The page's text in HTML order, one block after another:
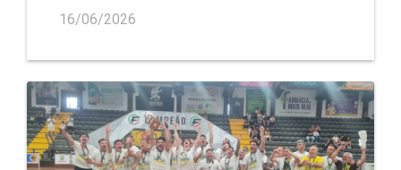
16/06/2026